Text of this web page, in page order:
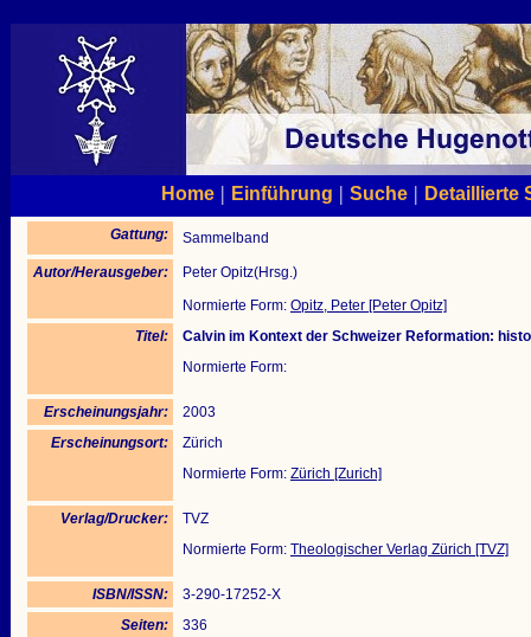
Home| Einführung | Suche| Detaillierte
Gattung: Sammelband
Autor/Herausgeber:
Peter Opitz(Hrsg.)
Normierte Form: Opitz, Peter [Peter Opitz]
Titel:
Calvin im Kontext der Schweizer Reformation:
Normierte Form:
Erscheinungsjahr:
2003
Erscheinungsort:
Zürich
Normierte Form: Zürich [Zurich]
Verlag/Drucker:
TVZ
Normierte Form: Theologischer Verlag Zürich [TVZ]
ISBN/ISSN:
3-290-17252-X
Seiten:
336